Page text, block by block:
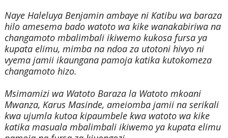
Naye Haleluya Benjamin ambaye ni Katibu wa baraza
hilo amesema bado watoto wa kike wanakabiriwa na
changamoto mbalimbali ikiwemo kukosa fursa ya
kupata elimu, mimba na ndoa za utotoni hivyo ni
vyema jamii ikaungana pamoja katika kutokomeza
changamoto hizo.
Msimamizi wa Watoto Baraza la Watoto mkoani
Mwanza, Karus Masinde, ameiomba jamii na serikali
kwa ujumla kutoa kipaumbele kwa watoto wa kike
katika masuala mbalimbali ikiwemo ya kupata elimu